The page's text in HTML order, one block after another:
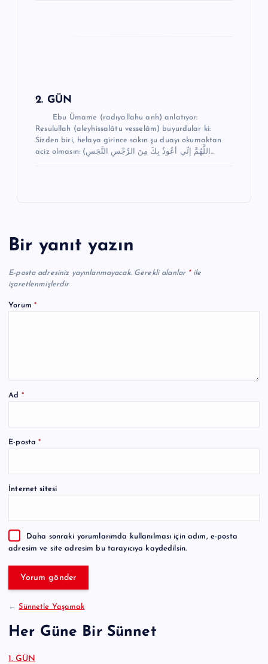
2. GÜN
Ebu Ümame (radıyallahu anh) anlatıyor:
Resulullah (aleyhissalâtu vesselâm) buyurdular ki:
Sizden biri, helaya girince sakın şu duayı okumaktan
aciz olmasın: (اللَّهُمَّ إنِّي أعُوذُ بِكَ مِنَ الرِّجْسِ النَّجَسِ…
Bir yanıt yazın
E-posta adresiniz yayınlanmayacak. Gerekli alanlar *ile
işaretlenmişlerdir
Yorum *
Ad *
E-posta*
İnternet sitesi
Daha sonraki yorumlarımda kullanılması için adım, e-posta
adresim ve site adresim bu tarayıcıya kaydedilsin.
A
e
t
←Sünnetle Yaşamak
Her Güne Bir Sünnet
1. GÜN